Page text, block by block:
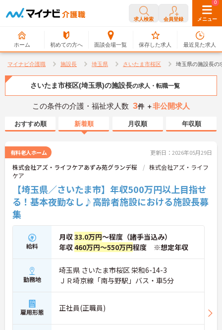
求人検索 会員登録 メニュー
ホーム 初めての方へ 面談会場一覧
0
保存した求人
0
最近見た求人
マイナビ介護職 施設長 埼玉県 さいたま市桜区 埼玉県の施設長の
さいたま市桜区(埼玉県)の施設長の求人・転職一覧
この条件の介護・福祉求人数 3件 ＋非公開求人
おすすめ順 新着順 月収順 年収順
有料老人ホーム 更新日：2026年05月29日
株式会社アズ・ライフケアあずみ苑グランデ桜
株式会社アズ・ライフ
ケア
【埼玉県／さいたま市】年収500万円以上目指せ
る！基本夜勤なし♪高齢者施設における施設長募
集
給料
月収33.0万円～程度（諸手当込み）
年収460万円～550万円程度 ※想定年収
勤務地
埼玉県 さいたま市桜区 栄和6-14-3
ＪＲ埼京線「南与野駅」バス・車5分
雇用形態 正社員(正職員)